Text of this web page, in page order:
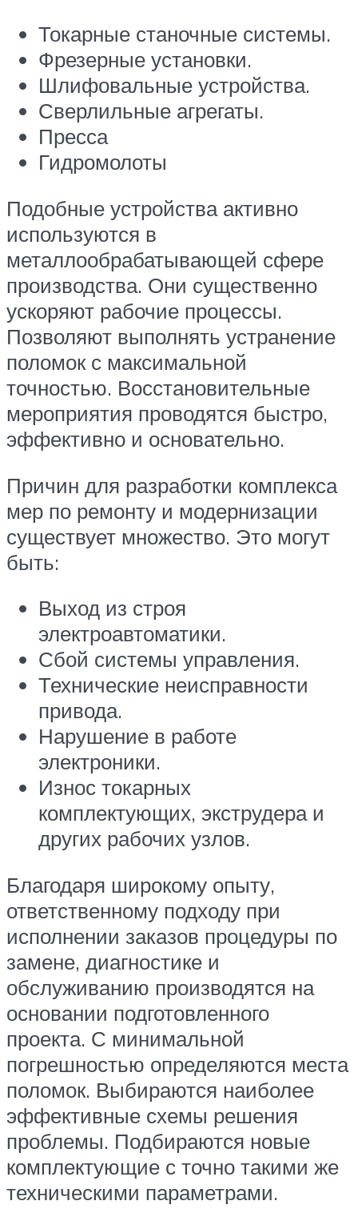
Токарные станочные системы.
Фрезерные установки.
Шлифовальные устройства.
Сверлильные агрегаты.
Пресса
Гидромолоты
Подобные устройства активно
используются в
металлообрабатывающей сфере
производства. Они существенно
ускоряют рабочие процессы.
Позволяют выполнять устранение
поломок с максимальной
точностью. Восстановительные
мероприятия проводятся быстро,
эффективно и основательно.
Причин для разработки комплекса
мер по ремонту и модернизации
существует множество. Это могут
быть:
Выход из строя
электроавтоматики.
Сбой системы управления.
Технические неисправности
привода.
Нарушение в работе
электроники.
Износ токарных
комплектующих, экструдера и
других рабочих узлов.
Благодаря широкому опыту,
ответственному подходу при
исполнении заказов процедуры по
замене, диагностике и
обслуживанию производятся на
основании подготовленного
проекта. С минимальной
погрешностью определяются места
поломок. Выбираются наиболее
эффективные схемы решения
проблемы. Подбираются новые
комплектующие с точно такими же
техническими параметрами.